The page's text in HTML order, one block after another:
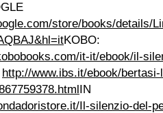
store/books/details/
KOBO:
it-it/ebook/il-
http://www.ibs.it/ebook/
IN
Il-silenzio-del-